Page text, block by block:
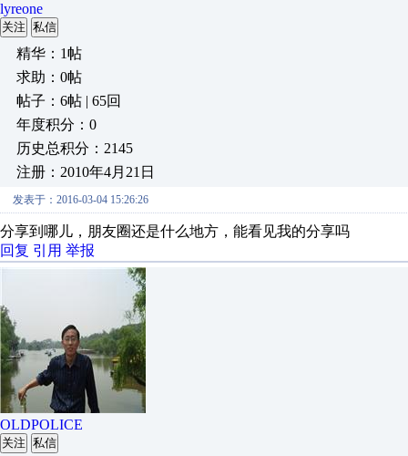
lyreone
关注 私信
精华：1帖
求助：0帖
帖子：6帖 | 65回
年度积分：0
历史总积分：2145
注册：2010年4月21日
发表于：2016-03-04 15:26:26
分享到哪儿，朋友圈还是什么地方，能看见我的分享吗
回复 引用 举报
OLDPOLICE
关注 私信